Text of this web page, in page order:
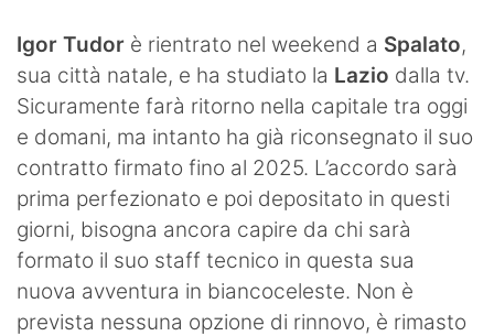
Igor Tudor è rientrato nel weekend a Spalato,
sua città natale, e ha studiato la Lazio dalla tv.
Sicuramente farà ritorno nella capitale tra oggi
e domani, ma intanto ha già riconsegnato il suo
contratto firmato fino al 2025. L’accordo sarà
prima perfezionato e poi depositato in questi
giorni, bisogna ancora capire da chi sarà
formato il suo staff tecnico in questa sua
nuova avventura in biancoceleste. Non è
prevista nessuna opzione di rinnovo, è rimasto